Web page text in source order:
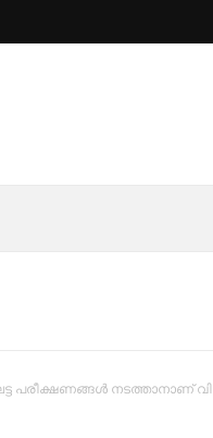
പ​​രീ​​ക്ഷ​​ണ​​ങ്ങ​​ള്‍ ന​​ട​​ത്താ​​നാ​​ണ്​ വി​​